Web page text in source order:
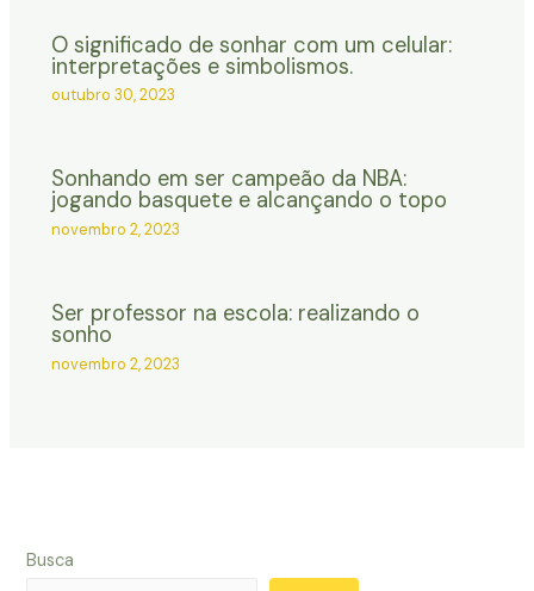
O significado de sonhar com um celular:
interpretações e simbolismos.
outubro 30, 2023
Sonhando em ser campeão da NBA:
jogando basquete e alcançando o topo
novembro 2, 2023
Ser professor na escola: realizando o
sonho
novembro 2, 2023
Busca